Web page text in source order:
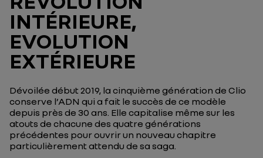
INTÉRIEURE,
EVOLUTION
EXTÉRIEURE
Dévoilée début 2019, la cinquième génération de Clio
conserve l’ADN qui a fait le succès de ce modèle
depuis près de 30 ans. Elle capitalise même sur les
atouts de chacune des quatre générations
précédentes pour ouvrir un nouveau chapitre
particulièrement attendu de sa saga.